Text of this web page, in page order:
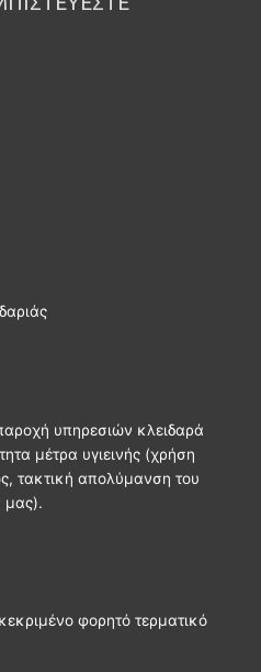
υπηρεσιών κλειδαρά
μέτρα υγιεινής (χρήση
τακτική απολύμανση του
μας).
φορητό τερματικό